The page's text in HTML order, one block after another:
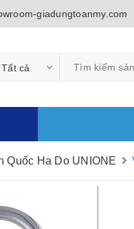
giadungtoanmy.com
Tất cả
Quốc Ha Do UNIONE